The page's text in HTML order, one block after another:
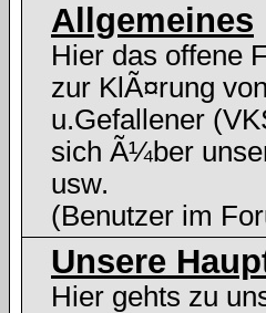
Allgemeines
Hier das offene
zur KlÃ¤rung
u.Gefallener
sich Ã¼ber
usw.
(Benutzer im
Unsere
Hier gehts zu